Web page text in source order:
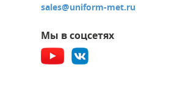
sales@uniform-met.ru
Мы в соцсетях